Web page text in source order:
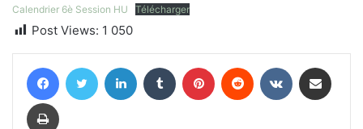
Calendrier 6è Session HU Télécharger
Post Views: 1 050
FacebookTwitter Linkedin Tumblr Pinterest Reddit VKontakte
Imprimer